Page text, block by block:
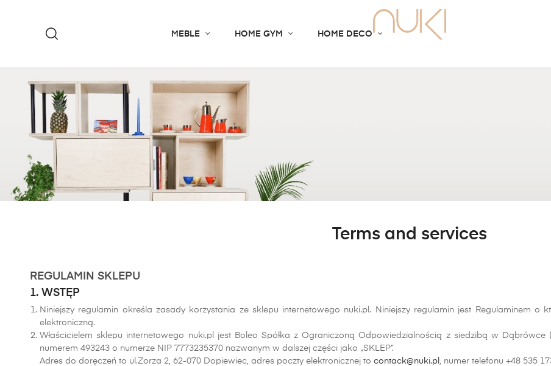
MEBLE HOME GYM HOME DECO
Terms and services
REGULAMIN SKLEPU
1. WSTĘP
Niniejszy regulamin określa zasady korzystania ze sklepu internetowego nuki.pl. Niniejszy regulamin jest Regulaminem
elektroniczną.
Właścicielem sklepu internetowego nuki.pl jest Boleo Spółka z Ograniczoną Odpowiedzialnością z siedzibą w
numerem 493243 o numerze NIP 7773235370 nazwanym w dalszej części jako „SKLEP”.
Adres do doręczeń to ul.Zorza 2, 62-070 Dopiewiec, adres poczty elektronicznej to contack@nuki.pl , numer telefonu +48 535